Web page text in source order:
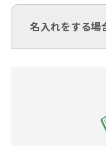
お問合せ
0120-
同じ版
個当た
一方、
い場合
代の基
ございま
※振り
なりま
あれば
金いた
お急ぎ
大限努
も複数
料頂戴
詳細は
名入れをする場